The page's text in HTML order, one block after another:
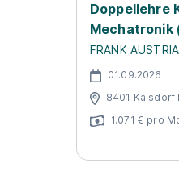
Doppellehre
Mechatronik
FRANK
01.09.2026
8401 Kalsdorf
1.071 € pro